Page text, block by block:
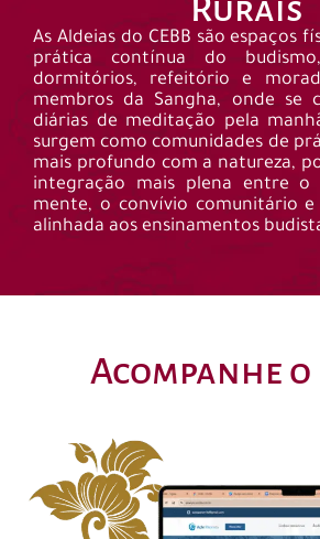
Rurais
As Aldeias do CEBB são espaços
prática contínua do
dormitórios, refeitório e
membros da Sangha, onde se
diárias de meditação pela
surgem como comunidades de
mais profundo com a natureza,
integração mais plena entre o
mente, o convívio comunitário
alinhada aos ensinamentos
Acompanhe o